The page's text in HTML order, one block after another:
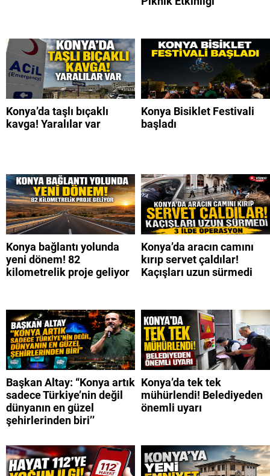
Konya’da taşlı bıçaklı
kavga! Yaralılar var
Konya Bisiklet Festivali
başladı
Konya bağlantı yolunda
yeni dönem! 82
kilometrelik proje geliyor
Konya’da aracın camını
kırıp servet çaldılar!
Kaçışları uzun sürmedi
Başkan Altay: “Konya artık
sadece Türkiye’nin değil
dünyanın en güzel
şehirlerinden biri’’
Konya’da tek tek
mühürlendi! Belediyeden
önemli uyarı